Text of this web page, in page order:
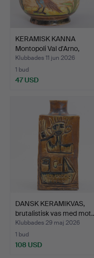
KERAMISK KANNA
Montopoli Val d'Arno,
Tosca…
Klubbades 11 jun 2026
1 bud
47 USD
DANSK KERAMIKVAS,
brutalistisk vas med
Klubbades 29 maj 2026
1 bud
108 USD